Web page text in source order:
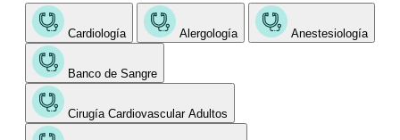
Cardiología Alergología Anestesiología
Banco de Sangre
Cirugía Cardiovascular Adultos